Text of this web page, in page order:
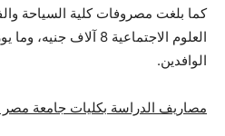
العلوم الاجتماعية 8
الوافدين.
مصاريف الدراسة بكليات جامعة مصر